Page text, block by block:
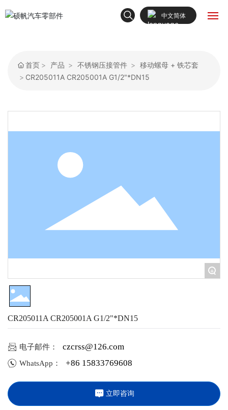
关于我们
中文简体
首页 产品 不锈钢压接管件
移动螺母 + 铁芯套
CR205011A CR205001A G1/2"*DN15
+
CR205011A CR205001A G1/2"*DN15
电子邮件： czcrss@126.com
WhatsApp： +86 15833769608
立即咨询